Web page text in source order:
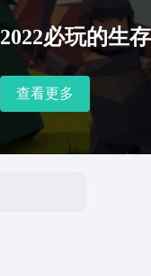
2022必玩的生
查看更多